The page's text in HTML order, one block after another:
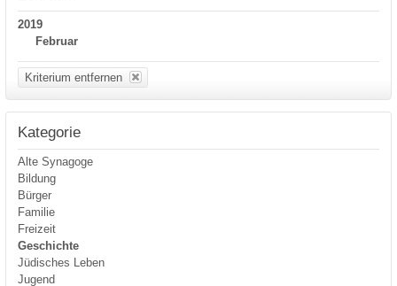
2019
Februar
Kriterium entfernen
Kategorie
Alte Synagoge
Bildung
Bürger
Familie
Freizeit
Geschichte
Jüdisches Leben
Jugend